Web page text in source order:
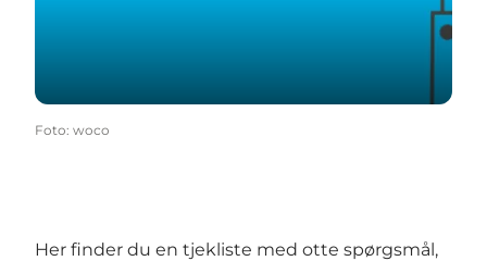
Foto: woco
Her finder du en tjekliste med otte spørgsmål,